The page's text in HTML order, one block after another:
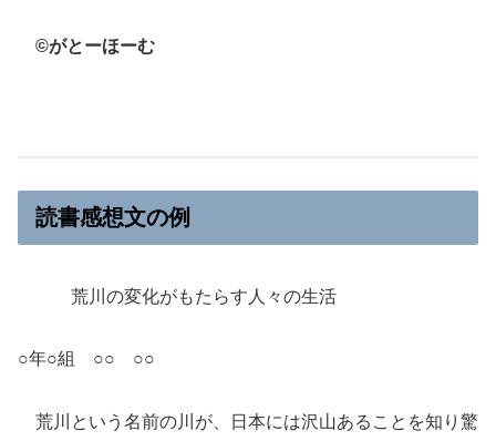
©がとーほーむ
読書感想文の例
荒川の変化がもたらす人々の生活
○年○組 ○○ ○○
荒川という名前の川が、日本には沢山あることを知り驚